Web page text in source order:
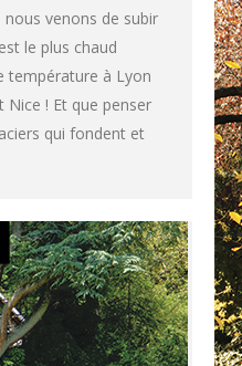
nous venons de subir
le plus chaud
température à Lyon
Nice ! Et que penser
qui fondent et